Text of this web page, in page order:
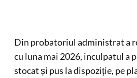
Din probatoriul administrat a
cu luna mai 2026, inculpatul a
stocat și pus la dispoziție, pe